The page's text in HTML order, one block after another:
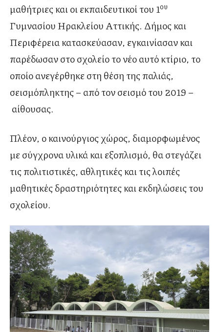
μαθήτριες και οι εκπαιδευτικοί του 1ου
Γυμνασίου Ηρακλείου Αττικής. Δήμος και
Περιφέρεια κατασκεύασαν, εγκαινίασαν και
παρέδωσαν στο σχολείο το νέο αυτό κτίριο, το
οποίο ανεγέρθηκε στη θέση της παλιάς,
σεισμόπληκτης – από τον σεισμό του 2019 –
αίθουσας.
Πλέον, ο καινούργιος χώρος, διαμορφωμένος
με σύγχρονα υλικά και εξοπλισμό, θα στεγάζει
τις πολιτιστικές, αθλητικές και τις λοιπές
μαθητικές δραστηριότητες και εκδηλώσεις του
σχολείου.